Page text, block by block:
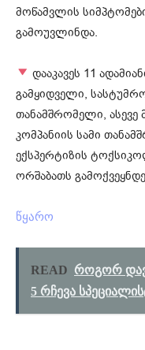
მოწამვლის
გამოუვლინდა.
დააკავეს 11
გამყიდველი,
თანამშრომელი,
კომპანიის სამი
ექსპერტიზის
ორშაბათს
წყარო
READ როგორ
5 რჩევა